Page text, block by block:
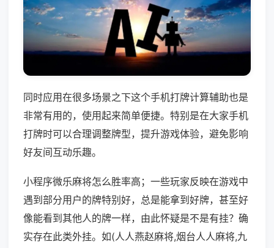
同时应用在很多场景之下这个手机打牌计算辅助也是
非常有用的，使用起来简单便捷。特别是在大家手机
打牌时可以合理调整牌型，提升游戏体验，避免影响
好友间互动乐趣。
小程序微乐麻将怎么胜率高；一些玩家反映在游戏中
遇到部分用户的牌特别好，总是能拿到好牌，甚至好
像能看到其他人的牌一样，由此怀疑是不是有挂？确
实存在此类外挂。如(人人燕赵麻将,烟台人人麻将,九